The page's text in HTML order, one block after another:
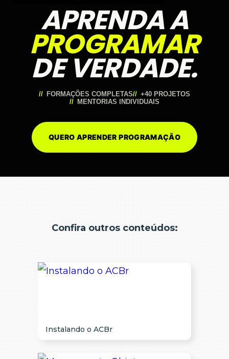
APRENDA A
PROGRAMAR
DE VERDADE.
FORMAÇÕES COMPLETAS
+40 PROJETOS
MENTORIAS INDIVIDUAIS
QUERO APRENDER PROGRAMAÇÃO
Confira outros conteúdos:
Instalando o ACBr